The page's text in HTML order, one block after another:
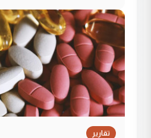
تقارير